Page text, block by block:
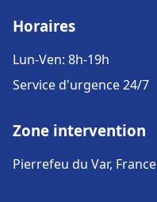
Horaires
Lun-Ven: 8h-19h
Service d'urgence 24/7
Zone intervention
Pierrefeu du Var, France